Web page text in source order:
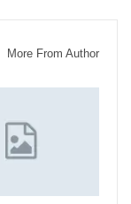
More From Author